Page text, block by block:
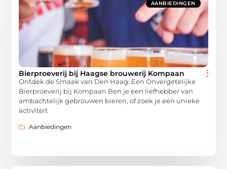
AANBIEDINGEN
Bierproeverij bij Haagse brouwerij Kompaan
Ontdek de Smaak van Den Haag: Een Onvergetelijke
Bierproeverij bij Kompaan Ben je een liefhebber van
ambachtelijk gebrouwen bieren, of zoek je een unieke
activiteit
Aanbiedingen